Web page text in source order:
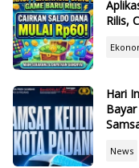
Rilis,
Hari
News